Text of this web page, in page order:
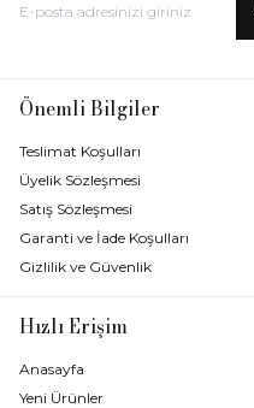
Önemli Bilgiler
Teslimat Koşulları
Üyelik Sözleşmesi
Satış Sözleşmesi
Garanti ve İade Koşulları
Gizlilik ve Güvenlik
Hızlı Erişim
Anasayfa
Yeni Ürünler